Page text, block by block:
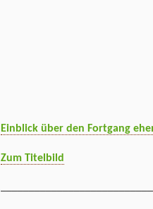
Einblick über den Fortgang
Zum Titelbild